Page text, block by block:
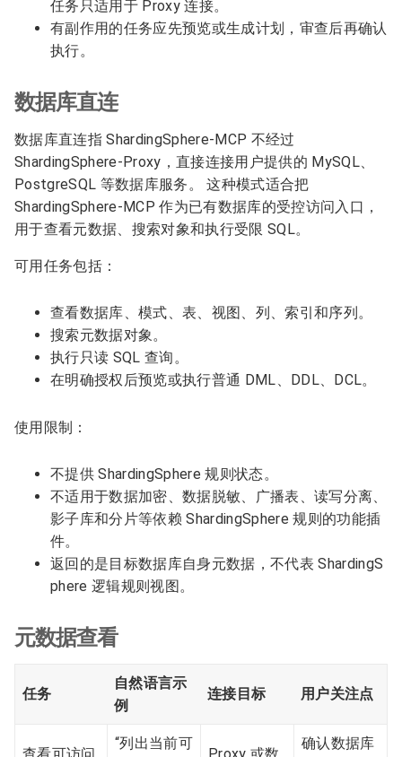
任务只适用于 Proxy 连接。
有副作用的任务应先预览或生成计划，审查后再确认
执行。
数据库直连
数据库直连指 ShardingSphere-MCP 不经过
ShardingSphere-Proxy，直接连接用户提供的 MySQL、
PostgreSQL 等数据库服务。 这种模式适合把
ShardingSphere-MCP 作为已有数据库的受控访问入口，
用于查看元数据、搜索对象和执行受限 SQL。
可用任务包括：
查看数据库、模式、表、视图、列、索引和序列。
搜索元数据对象。
执行只读 SQL 查询。
在明确授权后预览或执行普通 DML、DDL、DCL。
使用限制：
不提供 ShardingSphere 规则状态。
不适用于数据加密、数据脱敏、广播表、读写分离、
影子库和分片等依赖 ShardingSphere 规则的功能插
件。
返回的是目标数据库自身元数据，不代表 ShardingS
phere 逻辑规则视图。
元数据查看
任务
自然语言示
例
连接目标 用户关注点
查看可访问
“列出当前可
Proxy 或数
确认数据库